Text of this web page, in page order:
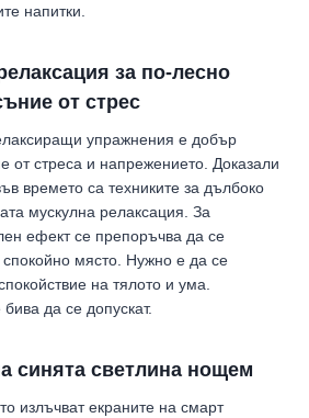
напитки.
за по-лесно
от стрес
упражнения е добър
от стреса и напрежението. Доказали
времето са техниките за дълбоко
мускулна релаксация. За
ефект се препоръчва да се
спокойно място. Нужно е да се
на тялото и ума.
да се допускат.
синята светлина нощем
излъчват екраните на смарт